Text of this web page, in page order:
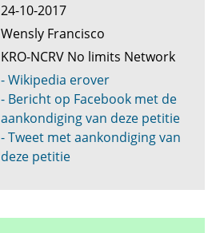
24-10-2017
Wensly Francisco
KRO-NCRV No limits Network
- Wikipedia erover
- Bericht op Facebook met de
aankondiging van deze petitie
- Tweet met aankondiging van
deze petitie